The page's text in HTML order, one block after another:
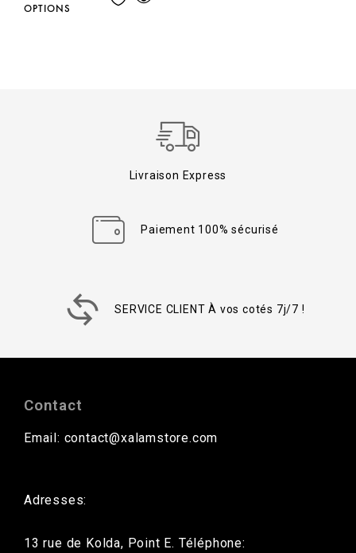
OPTIONS
Livraison Express
Paiement 100% sécurisé
SERVICE CLIENT À vos cotés 7j/7 !
Contact
Email: contact@xalamstore.com
Adresses:
13 rue de Kolda, Point E. Téléphone: